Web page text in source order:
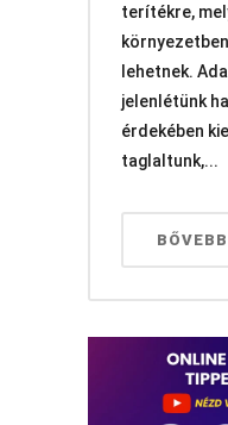
terítékre,
lehetnek.
jelenlétünk
érdekében
taglaltunk,...